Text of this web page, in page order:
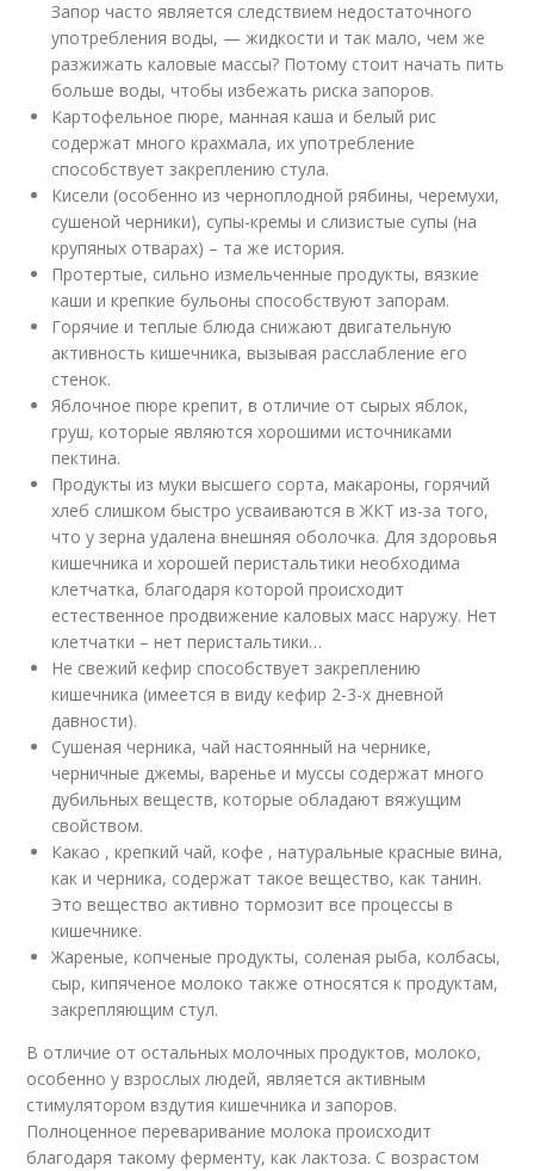
Запор часто является следствием недостаточного
употребления воды, — жидкости и так мало, чем же
разжижать каловые массы? Потому стоит начать пить
больше воды, чтобы избежать риска запоров.
Картофельное пюре, манная каша и белый рис
содержат много крахмала, их употребление
способствует закреплению стула.
Кисели (особенно из черноплодной рябины, черемухи,
сушеной черники), супы-кремы и слизистые супы (на
крупяных отварах) – та же история.
Протертые, сильно измельченные продукты, вязкие
каши и крепкие бульоны способствуют запорам.
Горячие и теплые блюда снижают двигательную
активность кишечника, вызывая расслабление его
стенок.
Яблочное пюре крепит, в отличие от сырых яблок,
груш, которые являются хорошими источниками
пектина.
Продукты из муки высшего сорта, макароны, горячий
хлеб слишком быстро усваиваются в ЖКТ из-за того,
что у зерна удалена внешняя оболочка. Для здоровья
кишечника и хорошей перистальтики необходима
клетчатка, благодаря которой происходит
естественное продвижение каловых масс наружу. Нет
клетчатки – нет перистальтики…
Не свежий кефир способствует закреплению
кишечника (имеется в виду кефир 2-3-х дневной
давности).
Сушеная черника, чай настоянный на чернике,
черничные джемы, варенье и муссы содержат много
дубильных веществ, которые обладают вяжущим
свойством.
Какао , крепкий чай, кофе , натуральные красные вина,
как и черника, содержат такое вещество, как танин.
Это вещество активно тормозит все процессы в
кишечнике.
Жареные, копченые продукты, соленая рыба, колбасы,
сыр, кипяченое молоко также относятся к продуктам,
закрепляющим стул.
В отличие от остальных молочных продуктов, молоко,
особенно у взрослых людей, является активным
стимулятором вздутия кишечника и запоров.
Полноценное переваривание молока происходит
благодаря такому ферменту, как лактоза. С возрастом